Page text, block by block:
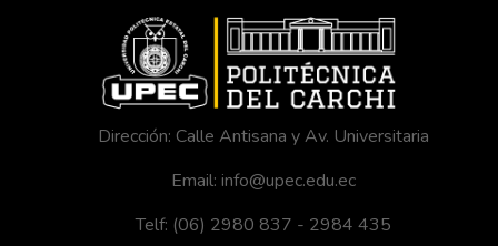
Dirección: Calle Antisana y Av. Universitaria
Email: info@upec.edu.ec
Telf: (06) 2980 837 - 2984 435